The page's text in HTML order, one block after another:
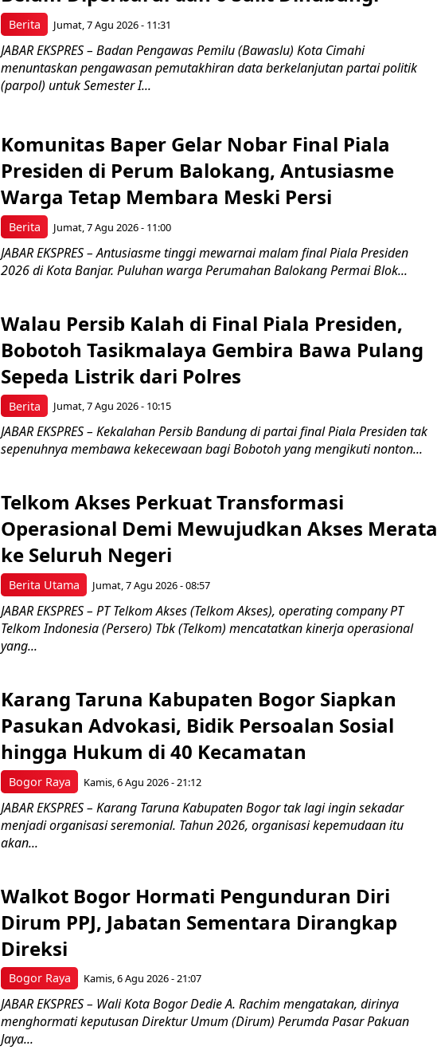
Berita Jumat, 7 Agu 2026 - 11:31
JABAR EKSPRES – Badan Pengawas Pemilu (Bawaslu) Kota Cimahi
menuntaskan pengawasan pemutakhiran data berkelanjutan partai politik
(parpol) untuk Semester I...
Berita
Komunitas Baper Gelar Nobar Final Piala
Presiden di Perum Balokang, Antusiasme
Warga Tetap Membara Meski Persi
Jumat, 7 Agu 2026 - 11:00
JABAR EKSPRES – Antusiasme tinggi mewarnai malam final Piala Presiden
2026 di Kota Banjar. Puluhan warga Perumahan Balokang Permai Blok...
Berita
Walau Persib Kalah di Final Piala Presiden,
Bobotoh Tasikmalaya Gembira Bawa Pulang
Sepeda Listrik dari Polres
Jumat, 7 Agu 2026 - 10:15
JABAR EKSPRES – Kekalahan Persib Bandung di partai final Piala Presiden tak
sepenuhnya membawa kekecewaan bagi Bobotoh yang mengikuti nonton...
Berita Utama
Telkom Akses Perkuat Transformasi
Operasional Demi Mewujudkan Akses Merata
ke Seluruh Negeri
Jumat, 7 Agu 2026 - 08:57
JABAR EKSPRES – PT Telkom Akses (Telkom Akses), operating company PT
Telkom Indonesia (Persero) Tbk (Telkom) mencatatkan kinerja operasional
yang...
Bogor Raya
Karang Taruna Kabupaten Bogor Siapkan
Pasukan Advokasi, Bidik Persoalan Sosial
hingga Hukum di 40 Kecamatan
Kamis, 6 Agu 2026 - 21:12
JABAR EKSPRES – Karang Taruna Kabupaten Bogor tak lagi ingin sekadar
menjadi organisasi seremonial. Tahun 2026, organisasi kepemudaan itu
akan...
Bogor Raya
Walkot Bogor Hormati Pengunduran Diri
Dirum PPJ, Jabatan Sementara Dirangkap
Direksi
Kamis, 6 Agu 2026 - 21:07
JABAR EKSPRES – Wali Kota Bogor Dedie A. Rachim mengatakan, dirinya
menghormati keputusan Direktur Umum (Dirum) Perumda Pasar Pakuan
Jaya...